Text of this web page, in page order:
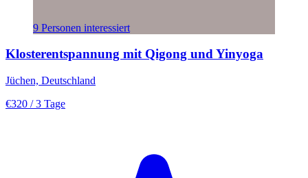
9 Personen interessiert
Klosterentspannung mit Qigong und Yinyoga
Jüchen, Deutschland
€320 / 3 Tage